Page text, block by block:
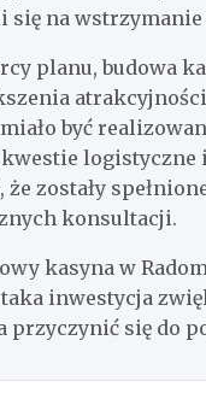
się na wstrzymanie
planu, budowa
być
zostały
konsultacji.
kasyna w
taka inwestycja
przyczynić się do